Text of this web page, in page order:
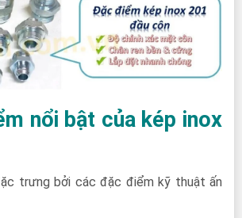
nổi bật của kép inox
trưng bởi các đặc điểm kỹ thuật ấn